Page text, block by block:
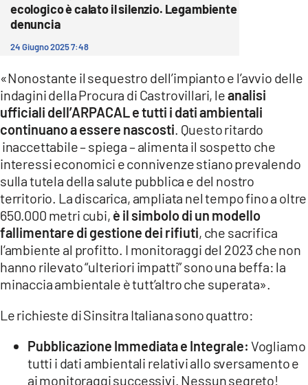
ecologico è calato il silenzio. Legambiente
denuncia
24 Giugno 2025 7:48
«Nonostante il sequestro dell’impianto e l’avvio delle
indagini della Procura di Castrovillari, leanalisi
ufficiali dell’ARPACAL e tutti i dati ambientali
continuano a essere nascosti . Questo ritardo
inaccettabile – spiega – alimenta il sospetto che
interessi economici e connivenze stiano prevalendo
sulla tutela della salute pubblica e del nostro
territorio. La discarica, ampliata nel tempo fino a oltre
650.000 metri cubi, è il simbolo di un modello
fallimentare di gestione dei rifiuti, che sacrifica
l’ambiente al profitto. I monitoraggi del 2023 che non
hanno rilevato “ulteriori impatti” sono una beffa: la
minaccia ambientale è tutt’altro che superata».
Le richieste di Sinsitra Italiana sono quattro:
Pubblicazione Immediata e Integrale: Vogliamo
tutti i dati ambientali relativi allo sversamento e
ai monitoraggi successivi. Nessun segreto!